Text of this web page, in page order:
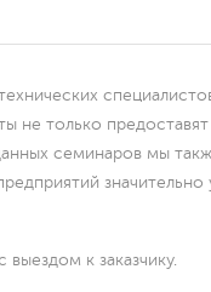
не только
семинаров мы
к заказчику.